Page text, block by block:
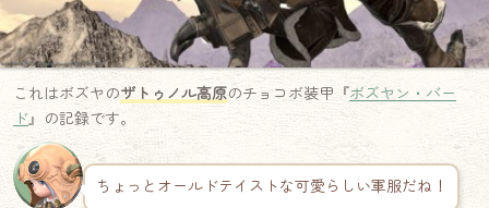
これはボズヤのザトゥノル高原のチョコボ装甲『ボズヤン・バー
ド』の記録です。
ちょっとオールドテイストな可愛らしい軍服だね！